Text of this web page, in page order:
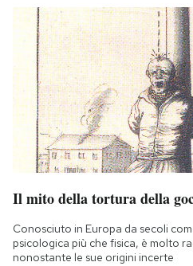
Il mito della tortura della
Conosciuto in Europa da secoli
psicologica più che fisica, è molto
nonostante le sue origini incerte